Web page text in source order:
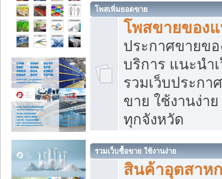
โพสเพิ่มยอดขาย
โพสขายของ
ประกาศขายข
บริการ แนะนำ
รวมเว็บประกา
ขาย ใช้งานง่า
ทุกจังหวัด
รวมเว็บซื้อขาย ใช้งานง่าย
สินค้าอุตสาห